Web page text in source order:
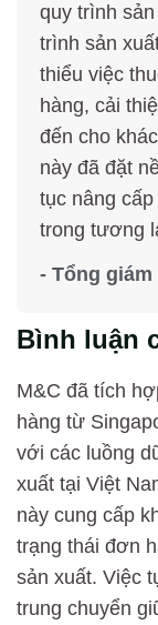
quy trình
trình sản
thiểu việc
hàng, cải
đến cho
này đã đặt
tục nâng
trong tương
- Tổng giám
Bình luận
M&C đã tích
hàng từ
với các luồng
xuất tại Việt
này cung cấp
trạng thái đơn
sản xuất. Việc
trung chuyển